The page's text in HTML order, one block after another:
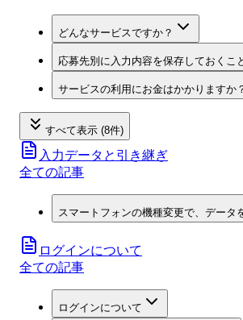
どんなサービスですか？
応募先別に入力内容を保存しておくこ
サービスの利用にお金はかかりますか
すべて表示 (8件)
入力データと引き継ぎ
全ての記事
スマートフォンの機種変更で、データ
ログインについて
全ての記事
ログインについて